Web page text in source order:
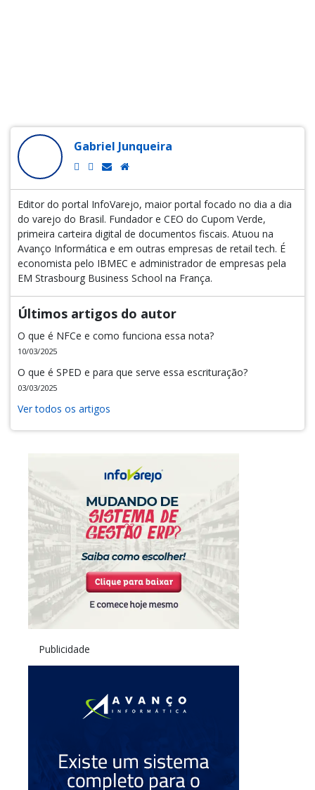
Gabriel Junqueira
Editor do portal InfoVarejo, maior portal focado no dia a dia
do varejo do Brasil. Fundador e CEO do Cupom Verde,
primeira carteira digital de documentos fiscais. Atuou na
Avanço Informática e em outras empresas de retail tech. É
economista pelo IBMEC e administrador de empresas pela
EM Strasbourg Business School na França.
Últimos artigos do autor
O que é NFCe e como funciona essa nota?
10/03/2025
O que é SPED e para que serve essa escrituração?
03/03/2025
Ver todos os artigos
Publicidade